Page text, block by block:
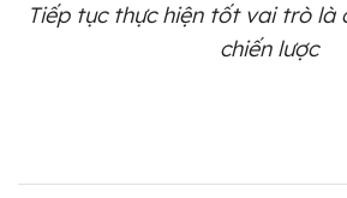
Tiếp tục thực hiện tốt vai trò là
chiến lược